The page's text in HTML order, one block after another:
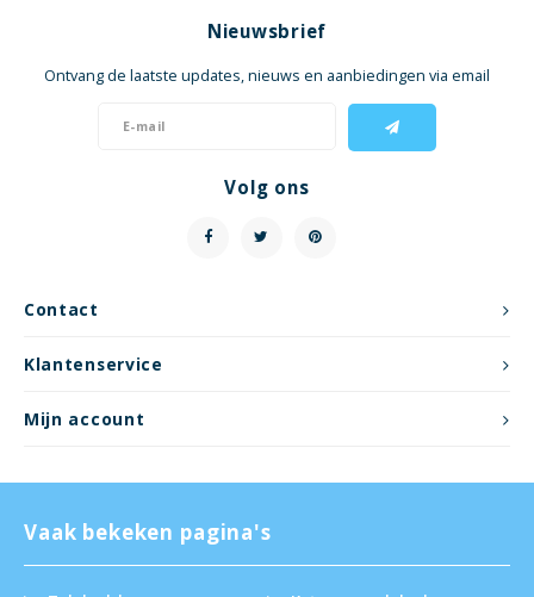
Contact
Nieuwsbrief
Ontvang de laatste updates, nieuws en aanbiedingen via email
Volg ons
Klantenservice
Mijn account
Vaak bekeken pagina's